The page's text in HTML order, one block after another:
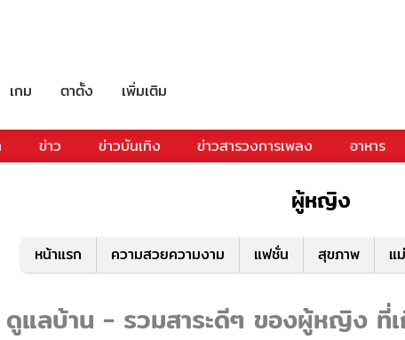
เกม ตาตั้ง เพิ่มเติม
ข่าว ข่าวบันเทิง ข่าวสารวงการเพลง อาหาร
ผู้หญิง
หน้าแรก ความสวยความงาม แฟชั่น สุขภาพ แ
ดูแลบ้าน - รวมสาระดีๆ ของผู้หญิง ที่